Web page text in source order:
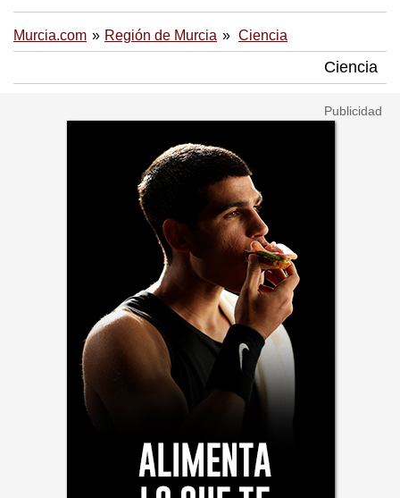
Murcia.com Región de Murcia Ciencia
Ciencia